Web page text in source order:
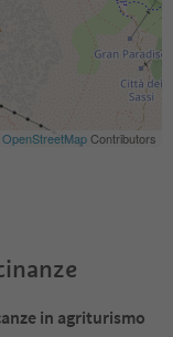
OpenStreetMapContributors
in agriturismo